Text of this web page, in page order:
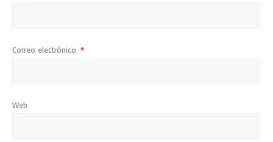
Correo electrónico *
Web